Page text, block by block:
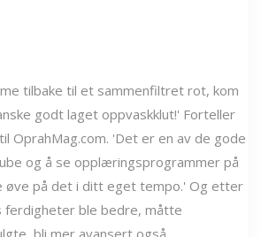
tilbake til et sammenfiltret rot, kom
godt laget oppvaskklut!' Forteller
OprahMag.com. 'Det er en av de gode
og å se opplæringsprogrammer på
øve på det i ditt eget tempo.' Og etter
ferdigheter ble bedre, måtte